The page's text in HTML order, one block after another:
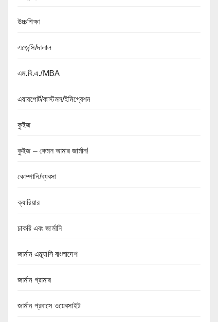
উচ্চশিক্ষা
এজেন্সি/দালাল
এম.বি.এ./MBA
এয়ারপোর্ট/কাস্টমস/ইমিগ্রেশন
কুইজ
কুইজ – কেমন আমার জার্মান!
কোম্পানি/ব্যবসা
ক্যারিয়ার
চাকরি এবং জার্মানি
জার্মান এম্ব্যাসি বাংলাদেশ
জার্মান গ্রামার
জার্মান প্রবাসে ওয়েবসাইট